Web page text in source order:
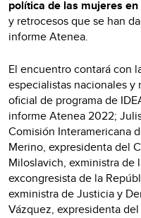
política de las mujeres
y retrocesos que se han
informe Atenea.
El encuentro contará con
especialistas nacionales y
oficial de programa de
informe Atenea 2022;
Comisión Interamericana
Merino, expresidenta del
Miloslavich, exministra de
excongresista de la
exministra de Justicia y
Vázquez, expresidenta